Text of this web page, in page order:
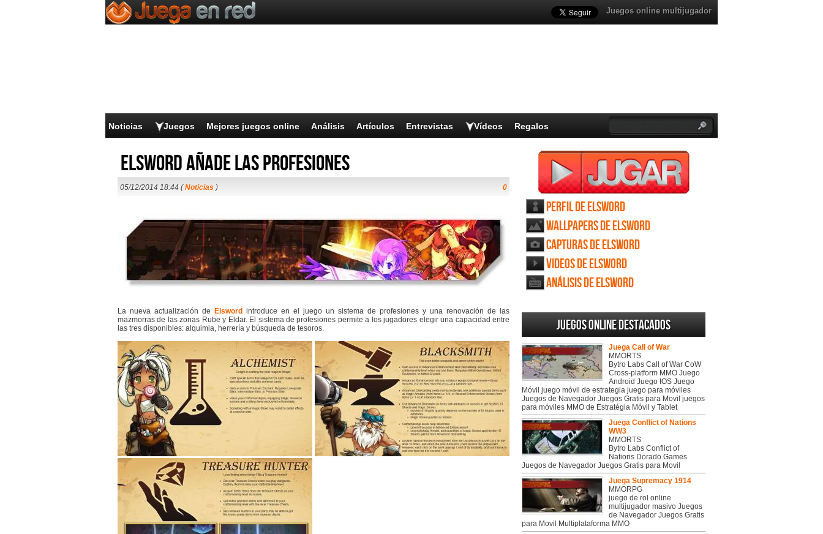
Juegos online multijugador
Noticias Juegos Mejores juegos online Análisis Artículos Entrevistas Vídeos Regalos
Elsword añade las profesiones
05/12/2014 18:44 (Noticias ) 0
La nueva actualización de Elsword introduce en el juego un sistema de profesiones y una renovación de las
mazmorras de las zonas Rube y Eldar. El sistema de profesiones permite a los jugadores elegir una capacidad entre
las tres disponibles: alquimia, herrería y búsqueda de tesoros.
Perfil de Elsword
Wallpapers de Elsword
Capturas de Elsword
Videos de Elsword
Análisis de Elsword
Juegos online destacados
Juega Call of War
MMORTS
Bytro Labs Call of War CoW
Cross-platform MMO Juego
Android Juego IOS Juego
Móvil juego móvil de estrategia juego para móviles
Juegos de Navegador Juegos Gratis para Movil juegos
para móviles MMO de Estratégia Móvil y Tablet
Juega Conflict of Nations
WW3
MMORTS
Bytro Labs Conflict of
Nations Dorado Games
Juegos de Navegador Juegos Gratis para Movil
Juega Supremacy 1914
MMORPG
juego de rol online
multijugador masivo Juegos
de Navegador Juegos Gratis
para Movil Multiplataforma MMO